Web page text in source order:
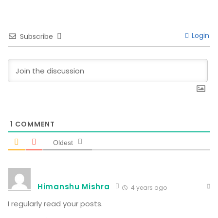
Subscribe Login
1 COMMENT
Oldest
Himanshu Mishra 4 years ago
I regularly read your posts.